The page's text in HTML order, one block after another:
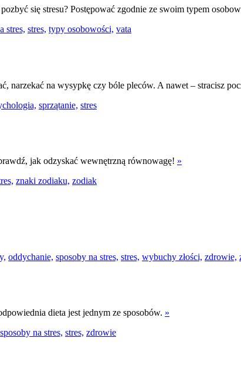
się stresu? Postępować zgodnie ze swoim typem
stres, stres, typy osobowości, vata
narzekać na wysypkę czy bóle pleców. A nawet – stracisz
sprzątanie, stres
jak odzyskać wewnętrzną równowagę! »
znaki zodiaku, zodiak
oddychanie, sposoby na stres, stres, wybuchy złości, zdrowie,
dieta jest jednym ze sposobów. »
sposoby na stres, stres, zdrowie